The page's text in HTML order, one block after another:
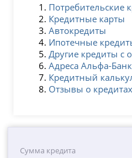
Потребительские
Кредитные карты
Автокредиты
Ипотечные
Другие кредиты с
Адреса Альфа-
Кредитный
Отзывы о
Сумма кредита